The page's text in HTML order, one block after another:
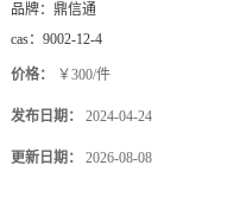
品牌： 鼎信通
cas： 9002-12-4
价格： ￥300/件
发布日期： 2024-04-24
更新日期： 2026-08-08